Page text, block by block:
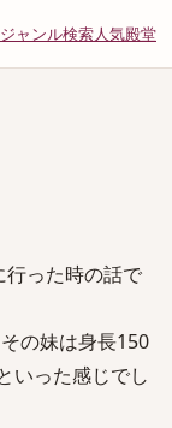
ジャンル検索人気殿堂
行った時の話で
の妹は身長150
いった感じでし